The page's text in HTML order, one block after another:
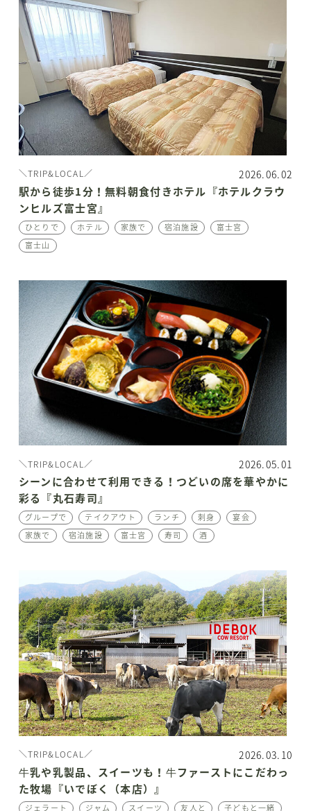
＼TRIP&LOCAL／ 2026.06.02
駅から徒歩1分！無料朝食付きホテル『ホテルクラウ
ンヒルズ富士宮』
ひとりで ホテル 家族で 宿泊施設
富士宮
富士山
＼TRIP&LOCAL／ 2026.05.01
シーンに合わせて利用できる！つどいの席を華やかに
彩る『丸石寿司』
グループで テイクアウト ランチ 刺身
宴会
家族で
宿泊施設 富士宮 寿司 酒
＼TRIP&LOCAL／ 2026.03.10
牛乳や乳製品、スイーツも！牛ファーストにこだわっ
た牧場『いでぼく（本店）』
ジェラート ジャム スイーツ 友人と 子どもと一緒